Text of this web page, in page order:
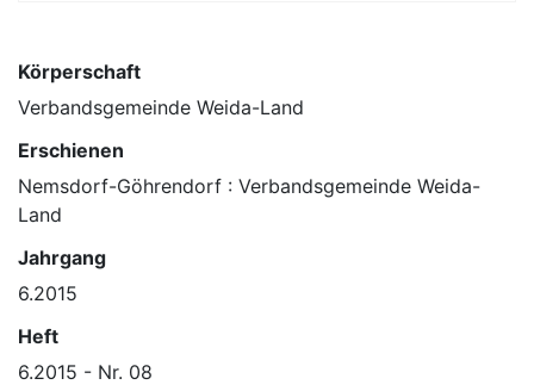
Körperschaft
Verbandsgemeinde Weida-Land
Erschienen
Nemsdorf-Göhrendorf : Verbandsgemeinde Weida-
Land
Jahrgang
6.2015
Heft
6.2015 - Nr. 08